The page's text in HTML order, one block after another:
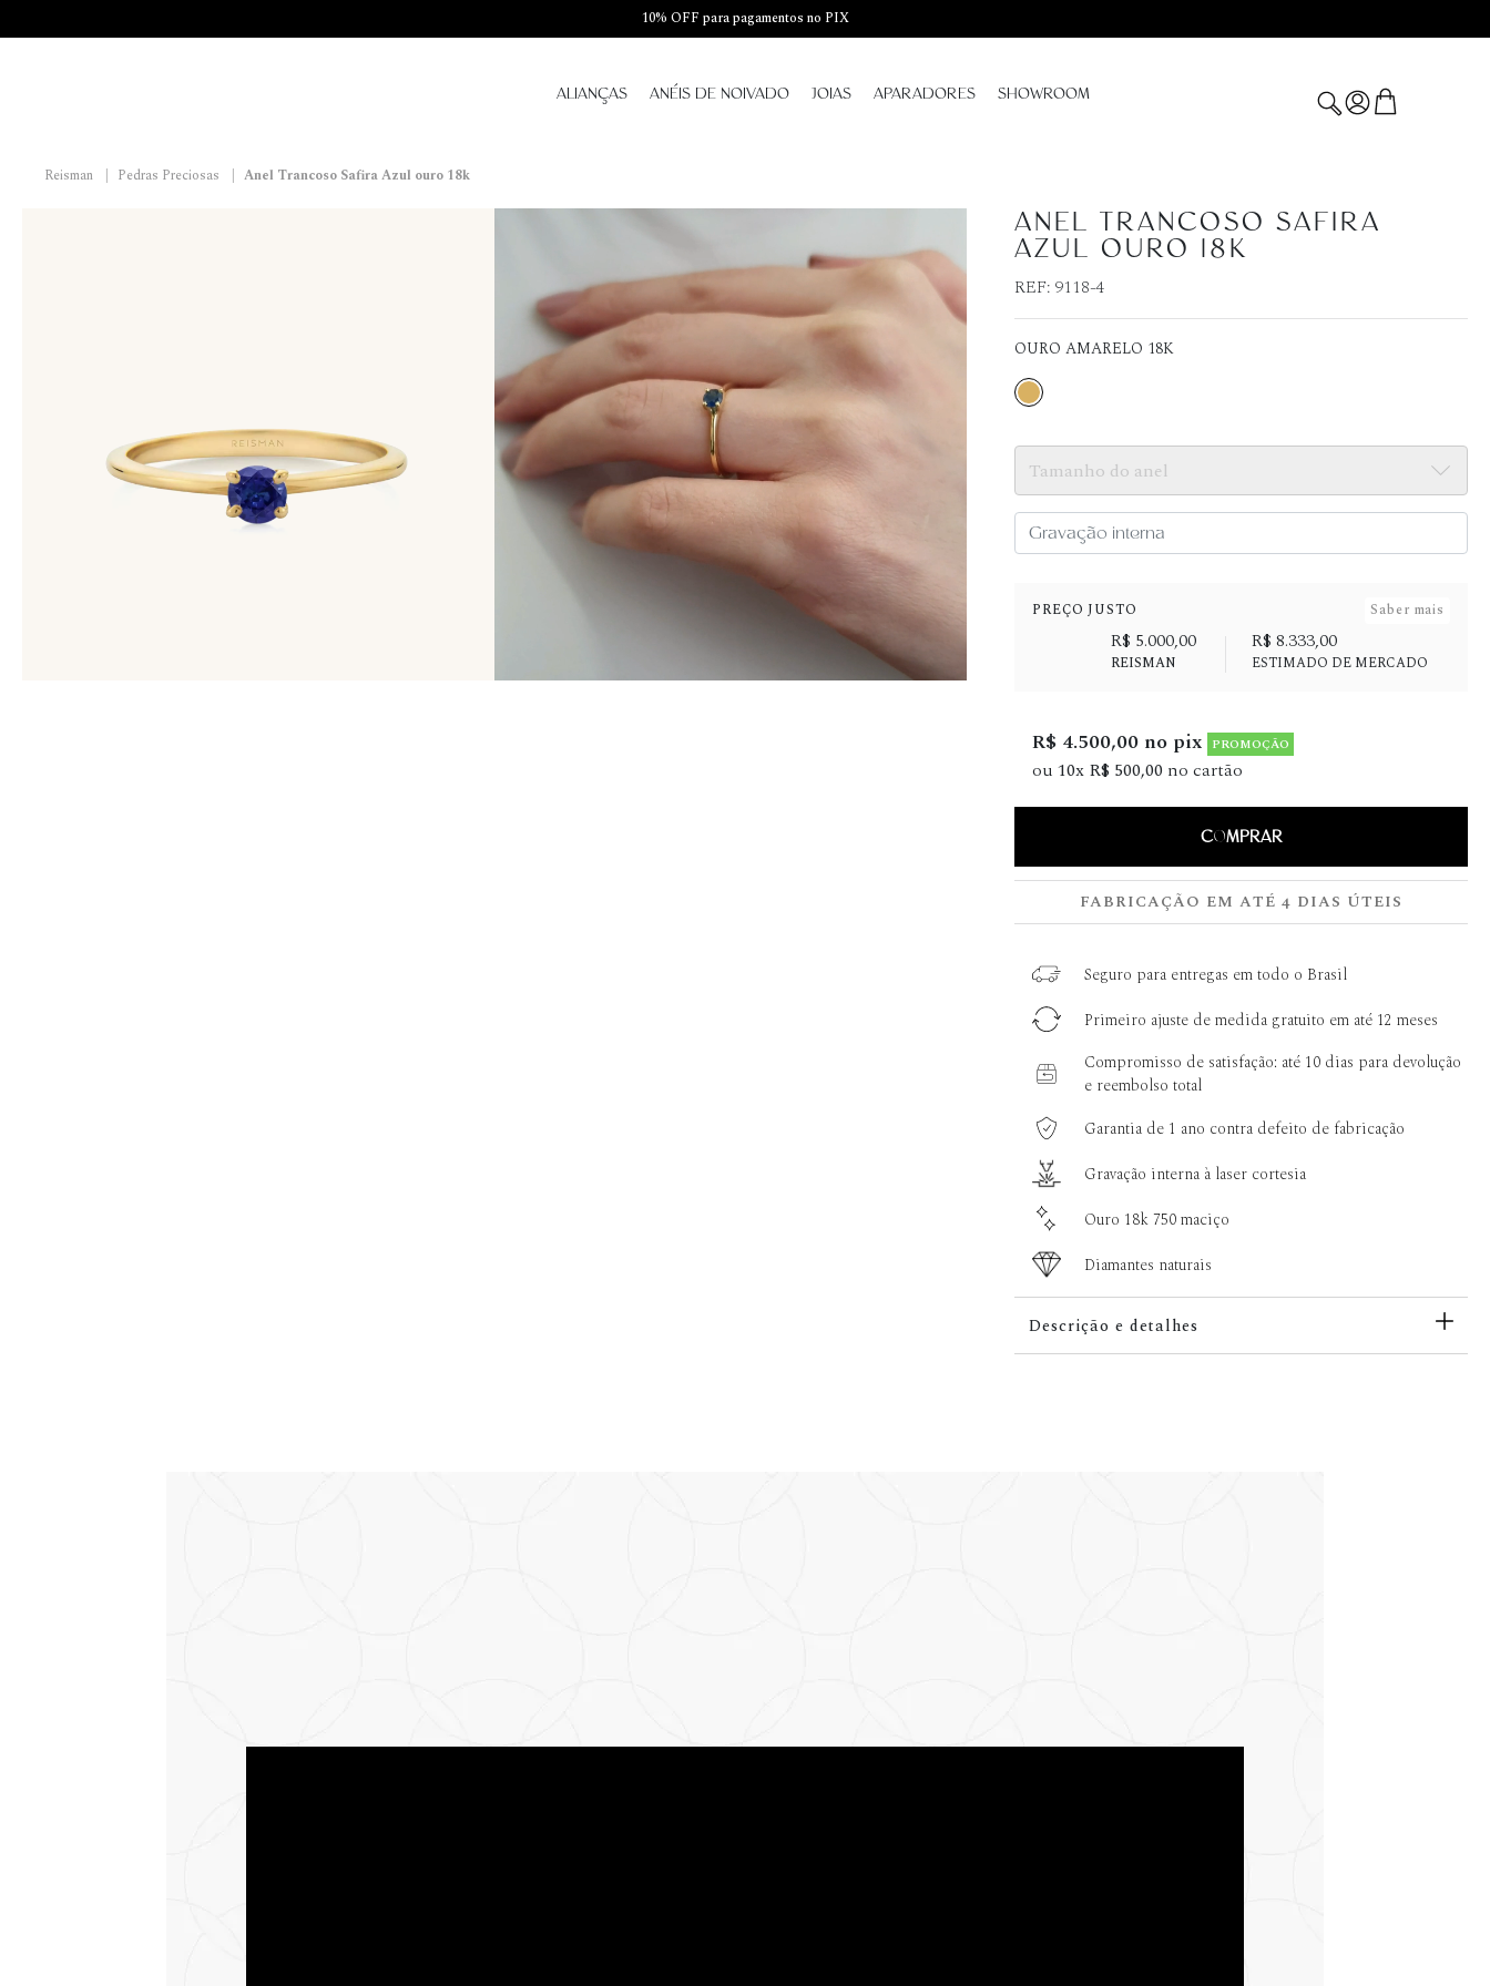
10% OFF para pagamentos no PIX
ALIANÇAS ANÉIS DE NOIVADO JOIAS APARADORES SHOWROOM
Reisman | Pedras Preciosas | Anel Trancoso Safira Azul ouro 18k
ANEL TRANCOSO SAFIRA
AZUL OURO 18K
REF: 9118-4
OURO AMARELO 18K
PREÇO JUSTO Saber mais
R$ 5.000,00
REISMAN
R$ 8.333,00
ESTIMADO DE MERCADO
R$ 4.500,00 no pix PROMOÇÃO
ou10x R$ 500,00 no cartão
COMPRAR
FABRICAÇÃO EM ATÉ 4 DIAS ÚTEIS
Seguro para entregas em todo o Brasil
Primeiro ajuste de medida gratuito em até 12 meses
Compromisso de satisfação: até 10 dias para devolução
e reembolso total
Garantia de 1 ano contra defeito de fabricação
Gravação interna à laser cortesia
Ouro 18k 750 maciço
Diamantes naturais
Descrição e detalhes